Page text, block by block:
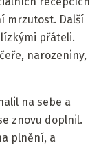
mrzutost. Další
přáteli.
narozeniny,
na sebe a
znovu doplnil.
plnění, a